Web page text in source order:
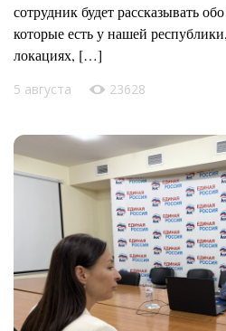
сотрудник будет рассказывать
которые есть у нашей
локациях, […]
5 августа 23628